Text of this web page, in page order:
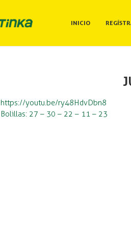
INICIO
https://youtu.be/ry48HdvDbn8
Bolillas: 27 – 30 – 22 – 11 – 23